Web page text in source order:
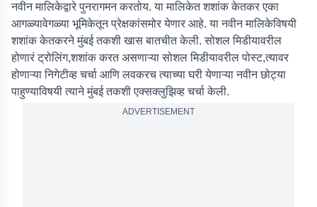
नवीन मालिकेद्वारे पुनरागमन करतोय. या मालिकेत शशांक केतकर एका
आगळ्यावेगळ्या भूमिकेतून प्रेक्षकांसमोर येणार आहे. या नवीन मालिकेविषयी
शशांक केतकरने मुंबई तकशी खास बातचीत केली. सोशल मिडीयावरील
होणारं ट्रोलिंग,शशांक करत असणाऱ्या सोशल मिडीयावरील पोस्ट,त्यावर
होणाऱ्या निगेटीव्ह चर्चा आणि लवकरच त्याच्या घरी येणाऱ्या नवीन छोट्या
पाहुण्याविषयी त्याने मुंबई तकशी एक्सक्लुझिव्ह चर्चा केली.
ADVERTISEMENT